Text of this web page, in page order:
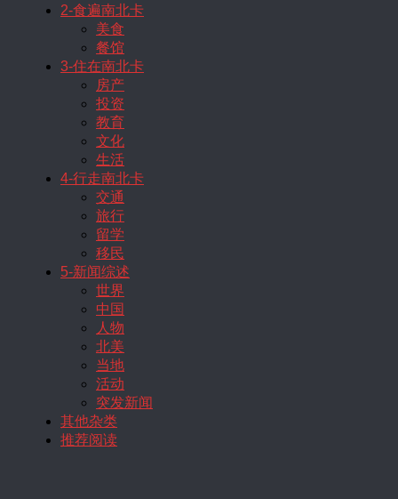
2-食遍南北卡
美食
餐馆
3-住在南北卡
房产
投资
教育
文化
生活
4-行走南北卡
交通
旅行
留学
移民
5-新闻综述
世界
中国
人物
北美
当地
活动
突发新闻
其他杂类
推荐阅读